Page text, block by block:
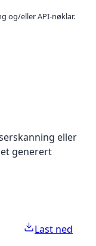
og/eller API-nøklar.
eller
generert
Last ned